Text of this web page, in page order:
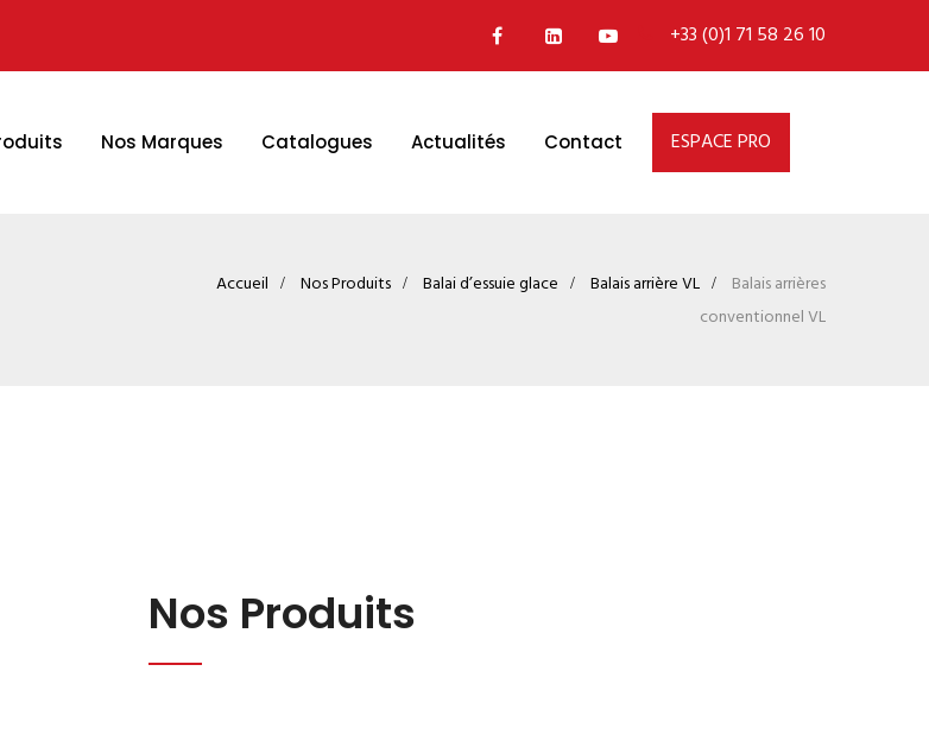
+33 (0)1 71 58 26 10
Nos Marques Catalogues Actualités Contact ESPACE PRO
Accueil Nos Produits Balai d’essuie glace Balais arrière VL
Balais arrières
conventionnel VL
Nos Produits